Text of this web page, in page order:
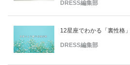
DRESS編集部
12星座でわかる「裏性格
DRESS編集部